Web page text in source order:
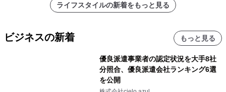
ライフスタイルの新着をもっと見る
ビジネスの新着 もっと見る
優良派遣事業者の認定状況を大手8社
分照合、優良派遣会社ランキング6選
を公開